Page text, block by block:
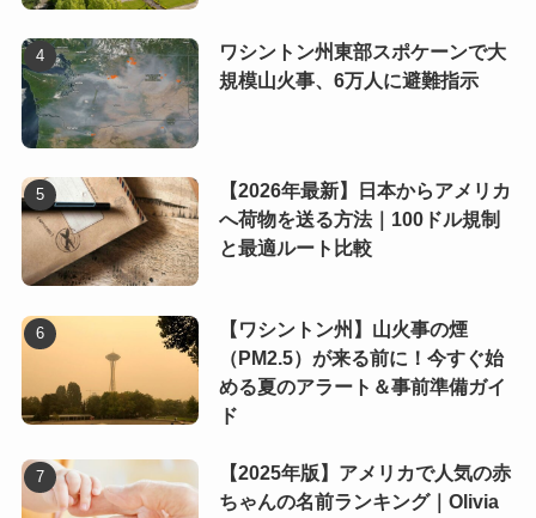
ワシントン州東部スポケーンで大
規模山火事、6万人に避難指示
【2026年最新】日本からアメリカ
へ荷物を送る方法｜100ドル規制
と最適ルート比較
【ワシントン州】山火事の煙
（PM2.5）が来る前に！今すぐ始
める夏のアラート＆事前準備ガイ
ド
【2025年版】アメリカで人気の赤
ちゃんの名前ランキング｜Olivia